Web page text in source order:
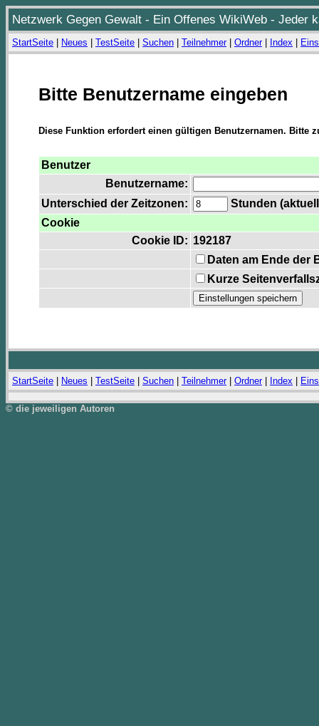
Netzwerk Gegen Gewalt - Ein Offenes WikiWeb - Jeder
StartSeite Neues TestSeite Suchen Teilnehmer| Ordner| Index
Bitte Benutzername eingeben
Diese Funktion erfordert einen gültigen Benutzernamen. Bitte
Benutzer
Benutzername:
Unterschied der Zeitzonen:
Stunden
Cookie
Cookie ID: 192187
Daten am Ende der
Kurze
StartSeite Neues TestSeite Suchen Teilnehmer| Ordner| Index
© die jeweiligen Autoren